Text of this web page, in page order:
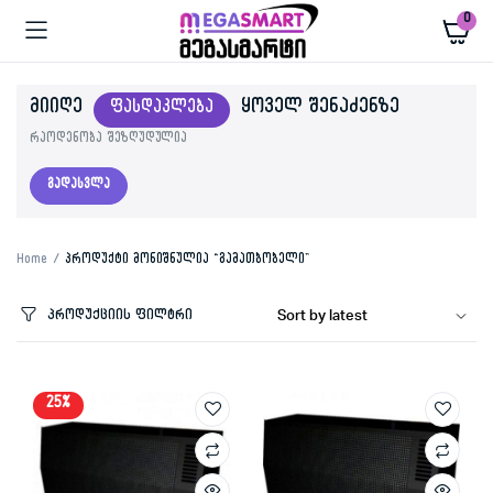
0
ᲛᲘᲘᲦᲔ ᲤᲐᲡᲓᲐᲙᲚᲔᲑᲐ ᲧᲝᲕᲔᲚ ᲨᲔᲜᲐᲫᲔᲜᲖᲔ
რაოდენობა შეზღუდულია
გადასვლა
Home პროდუქტი მონიშნულია “გამათბობელი”
პროდუქციის ფილტრი
25%